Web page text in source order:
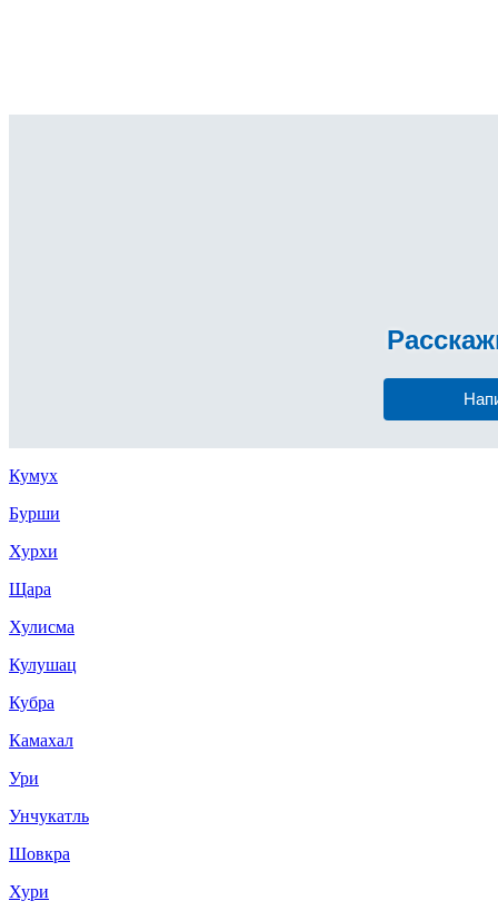
Кумух
Бурши
Хурхи
Щара
Хулисма
Кулушац
Кубра
Камахал
Ури
Унчукатль
Шовкра
Хури